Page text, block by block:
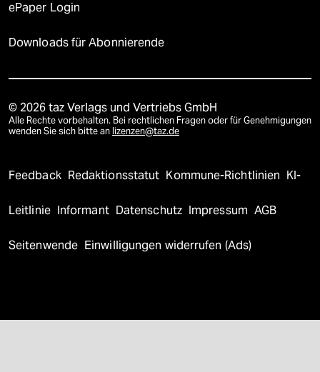
ePaper Login
Downloads für Abonnierende
© 2026 taz Verlags und Vertriebs GmbH
Alle Rechte vorbehalten. Bei rechtlichen Fragen oder für Genehmigungen
wenden Sie sich bitte an lizenzen@taz.de
Feedback Redaktionsstatut Kommune-Richtlinien KI-
Leitlinie Informant Datenschutz Impressum AGB
Seitenwende Einwilligungen widerrufen (Ads)